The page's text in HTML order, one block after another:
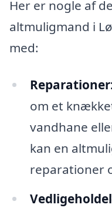
Her er nogle af
altmuligmand i
med:
om et
vandhane
kan en
reparationer